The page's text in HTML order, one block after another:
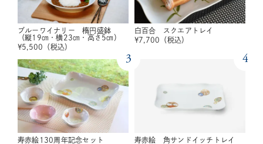
ブルーワイナリー 楕円盛鉢
（縦19㎝・横23㎝・高さ5㎝）
¥5,500 （税込）
白百合 スクエアトレイ
¥7,700 （税込）
3
寿赤絵130周年記念セット
4
寿赤絵 角サンドイッチトレイ